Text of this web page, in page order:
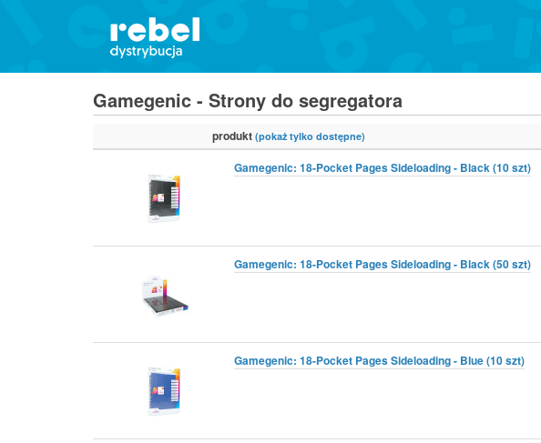
Gamegenic - Strony do segregatora
produkt (pokaż tylko dostępne)
Gamegenic: 18-Pocket Pages Sideloading - Black (10 szt)
Gamegenic: 18-Pocket Pages Sideloading - Black (50 szt)
Gamegenic: 18-Pocket Pages Sideloading - Blue (10 szt)